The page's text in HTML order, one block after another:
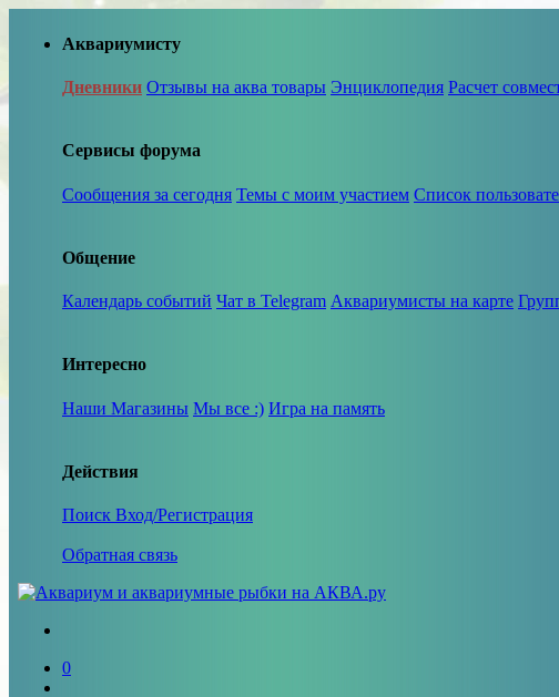
Аквариумисту
Дневники Отзывы на аква товары Энциклопедия Расчет
Сервисы форума
Сообщения за сегодня Темы с моим участием Список
Общение
Календарь событий Чат в Telegram Аквариумисты на карте
Интересно
Наши Магазины Мы все :) Игра на память
Действия
Поиск Вход/Регистрация
Обратная связь
0